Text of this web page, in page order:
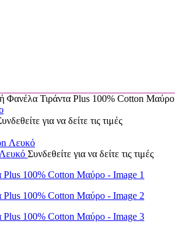
Τιράντα Plus 100% Cotton Μαύρο
για να δείτε τις τιμές
Συνδεθείτε για να δείτε τις τιμές